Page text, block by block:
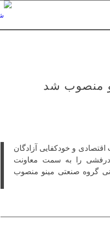
منصوب شد
و‌ خودکفایی آزادگان
را به سمت معاونت
گروه صنعتی مینو منصوب